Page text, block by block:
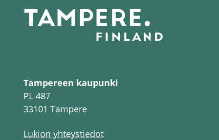
Tampereen kaupunki
PL 487
33101 Tampere
Lukion yhteystiedot